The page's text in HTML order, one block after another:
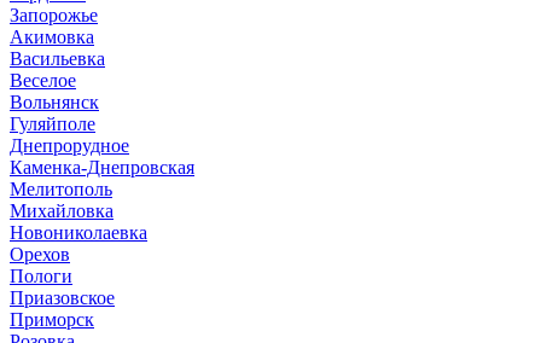
Запорожье
Акимовка
Васильевка
Веселое
Вольнянск
Гуляйполе
Днепрорудное
Каменка-Днепровская
Мелитополь
Михайловка
Новониколаевка
Орехов
Пологи
Приазовское
Приморск